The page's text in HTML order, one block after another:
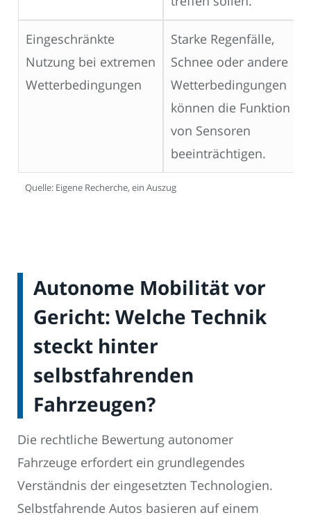
Eingeschränkte
Nutzung bei extremen
Wetterbedingungen
Starke Regenfälle,
Schnee oder andere
Wetterbedingungen
können die Funktion
von Sensoren
beeinträchtigen.
Quelle: Eigene Recherche, ein Auszug
Autonome Mobilität vor
Gericht: Welche Technik
steckt hinter
selbstfahrenden
Fahrzeugen?
Die rechtliche Bewertung autonomer
Fahrzeuge erfordert ein grundlegendes
Verständnis der eingesetzten Technologien.
Selbstfahrende Autos basieren auf einem